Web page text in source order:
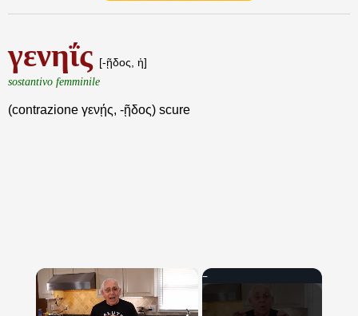
γενηΐς [-ῇδος, ἡ]
sostantivo femminile
(contrazione γενῄς, -ῇδος) scure